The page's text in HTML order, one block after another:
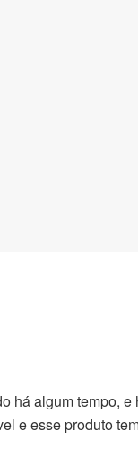
há algum tempo,
e esse produto